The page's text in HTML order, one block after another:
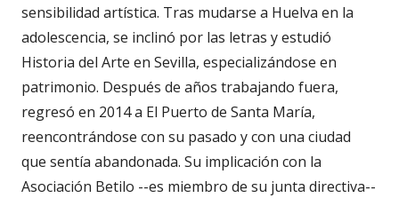
sensibilidad artística. Tras mudarse a Huelva en la
adolescencia, se inclinó por las letras y estudió
Historia del Arte en Sevilla, especializándose en
patrimonio. Después de años trabajando fuera,
regresó en 2014 a El Puerto de Santa María,
reencontrándose con su pasado y con una ciudad
que sentía abandonada. Su implicación con la
Asociación Betilo --es miembro de su junta directiva--